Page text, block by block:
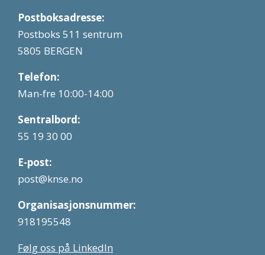
Postboksadresse:
Postboks 511 sentrum
5805 BERGEN
Telefon:
Man-fre 10:00-14:00
Sentralbord:
55 19 30 00
E-post:
post@knse.no
Organisasjonsnummer:
918195548
Følg oss på LinkedIn